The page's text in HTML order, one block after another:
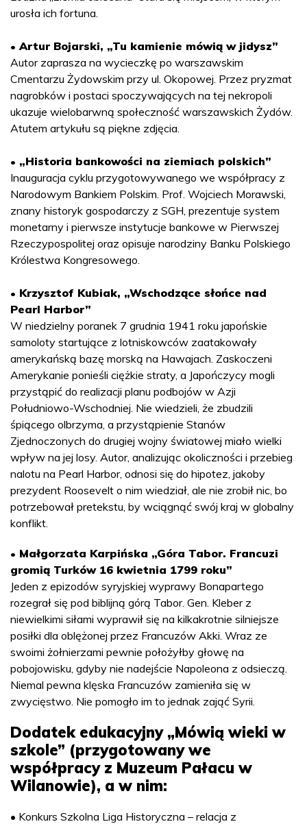
urosła ich fortuna.
• Artur Bojarski, „Tu kamienie mówią w jidysz”
Autor zaprasza na wycieczkę po warszawskim
Cmentarzu Żydowskim przy ul. Okopowej. Przez pryzmat
nagrobków i postaci spoczywających na tej nekropoli
ukazuje wielobarwną społeczność warszawskich Żydów.
Atutem artykułu są piękne zdjęcia.
• „Historia bankowości na ziemiach polskich”
Inauguracja cyklu przygotowywanego we współpracy z
Narodowym Bankiem Polskim. Prof. Wojciech Morawski,
znany historyk gospodarczy z SGH, prezentuje system
monetarny i pierwsze instytucje bankowe w Pierwszej
Rzeczypospolitej oraz opisuje narodziny Banku Polskiego
Królestwa Kongresowego.
• Krzysztof Kubiak, „Wschodzące słońce nad
Pearl Harbor”
W niedzielny poranek 7 grudnia 1941 roku japońskie
samoloty startujące z lotniskowców zaatakowały
amerykańską bazę morską na Hawajach. Zaskoczeni
Amerykanie ponieśli ciężkie straty, a Japończycy mogli
przystąpić do realizacji planu podbojów w Azji
Południowo-Wschodniej. Nie wiedzieli, że zbudzili
śpiącego olbrzyma, a przystąpienie Stanów
Zjednoczonych do drugiej wojny światowej miało wielki
wpływ na jej losy. Autor, analizując okoliczności i przebieg
nalotu na Pearl Harbor, odnosi się do hipotez, jakoby
prezydent Roosevelt o nim wiedział, ale nie zrobił nic, bo
potrzebował pretekstu, by wciągnąć swój kraj w globalny
konflikt.
• Małgorzata Karpińska „Góra Tabor. Francuzi
gromią Turków 16 kwietnia 1799 roku”
Jeden z epizodów syryjskiej wyprawy Bonapartego
rozegrał się pod biblijną górą Tabor. Gen. Kleber z
niewielkimi siłami wyprawił się na kilkakrotnie silniejsze
posiłki dla oblężonej przez Francuzów Akki. Wraz ze
swoimi żołnierzami pewnie położyłby głowę na
pobojowisku, gdyby nie nadejście Napoleona z odsieczą.
Niemal pewna klęska Francuzów zamieniła się w
zwycięstwo. Nie pomogło im to jednak zająć Syrii.
Dodatek edukacyjny „Mówią wieki w
szkole” (przygotowany we
współpracy z Muzeum Pałacu w
Wilanowie), a w nim:
• Konkurs Szkolna Liga Historyczna – relacja z